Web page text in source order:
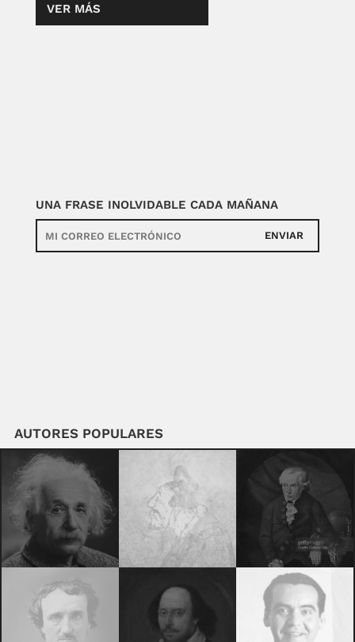
VER MÁS
UNA FRASE INOLVIDABLE CADA MAÑANA
ENVIAR
AUTORES POPULARES